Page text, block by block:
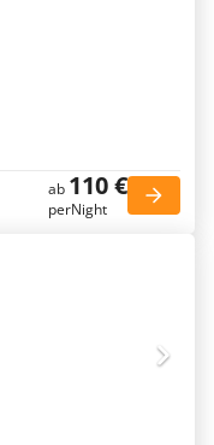
ab 110 €
perNight